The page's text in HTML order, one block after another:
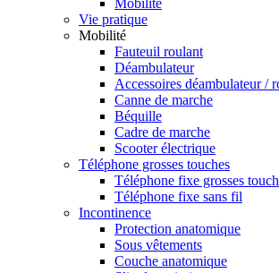
Mobilité
Vie pratique
Mobilité
Fauteuil roulant
Déambulateur
Accessoires déambulateur /
Canne de marche
Béquille
Cadre de marche
Scooter électrique
Téléphone grosses touches
Téléphone fixe grosses
Téléphone fixe sans fil
Incontinence
Protection anatomique
Sous vêtements
Couche anatomique